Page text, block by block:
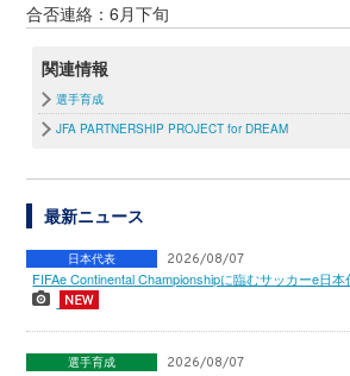
合否連絡：6月下旬
関連情報
選手育成
JFA PARTNERSHIP PROJECT for DREAM
最新ニュース
日本代表 2026/08/07
FIFAe Continental Championshipに臨むサッカーe日
選手育成 2026/08/07